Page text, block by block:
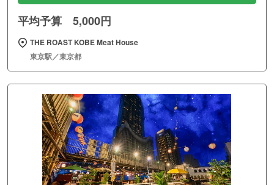
平均予算 5,000円
THE ROAST KOBE Meat House
東京駅／東京都